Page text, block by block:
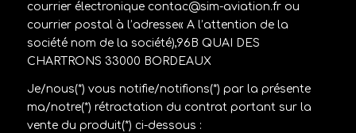
courrier électronique contac@sim-aviation.frou
courrier postal à l’adresse« A l’attention de la
société nom de la société),96B QUAI DES
CHARTRONS 33000 BORDEAUX
Je/nous(*) vous notifie/notifions(*) par la présente
ma/notre(*) rétractation du contrat portant sur la
vente du produit(*) ci-dessous :